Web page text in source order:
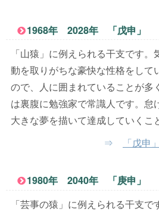
1968年 2028年 「戊申」
「山猿」に例えられる干支です
動を取りがちな豪快な性格をして
ので、人に囲まれていることが多
は裏腹に勉強家で常識人です。怠
大きな夢を描いて達成していくこ
⇒
「戊申
1980年 2040年 「庚申」
「芸事の猿」に例えられる干支